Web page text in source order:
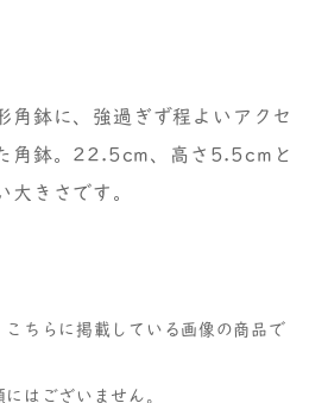
角鉢に、強過ぎず程よいアクセ
角鉢。22.5cm、高さ5.5cmと
大きさです。
こちらに掲載している画像の商品で
はございません。